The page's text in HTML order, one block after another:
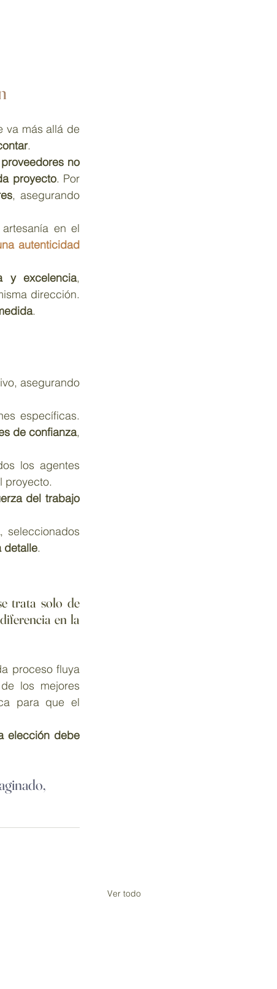
va más allá de
.
no
proyecto. Por
, asegurando
en el
autenticidad
y excelencia,
.
de confianza,
los agentes
proyecto.
del trabajo
, seleccionados
detalle.
trata solo de
en la
proceso fluya
los mejores
para que el
elección debe
Ver todo